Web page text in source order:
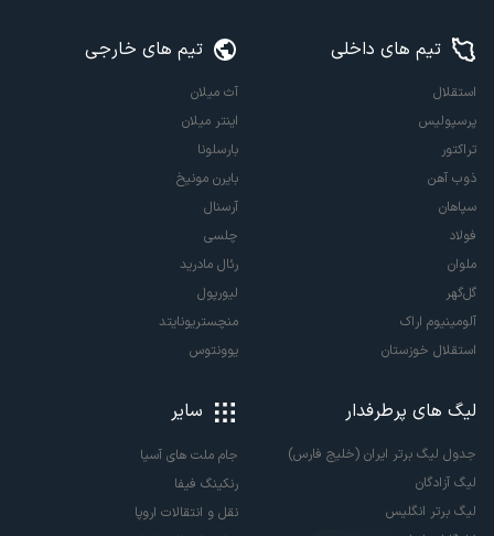
تیم های داخلی
استقلال
پرسپولیس
تراکتور
ذوب آهن
سپاهان
فولاد
ملوان
گل‌گهر
آلومینیوم اراک
استقلال خوزستان
تیم های خارجی
آث میلان
اینتر میلان
بارسلونا
بایرن مونیخ
آرسنال
چلسی
رئال مادرید
لیورپول
منچستریونایتد
یوونتوس
لیگ های پرطرفدار
جدول لیگ برتر ایران (خلیج فارس)
لیگ آزادگان
لیگ برتر انگلیس
سایر
جام ملت های آسیا
رنکینگ فیفا
نقل و انتقالات اروپا